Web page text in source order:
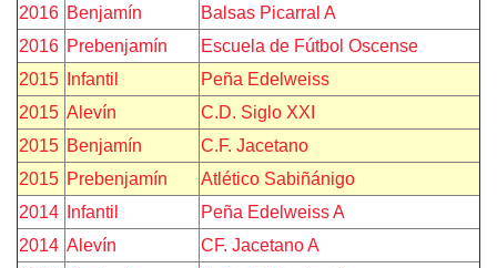
2016 Benjamín
Balsas Picarral A
2016 Prebenjamín
Escuela de Fútbol Oscense
2015
Infantil
Peña Edelweiss
2015 Alevín
C.D. Siglo XXI
2015 Benjamín
C.F. Jacetano
2015 Prebenjamín
Atlético Sabiñánigo
2014
Infantil
Peña Edelweiss A
2014 Alevín
CF. Jacetano A